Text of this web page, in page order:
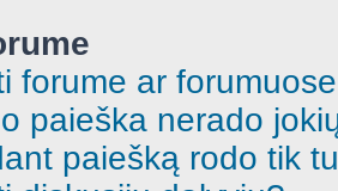
forume ar
paieška nerado
paiešką rodo tik